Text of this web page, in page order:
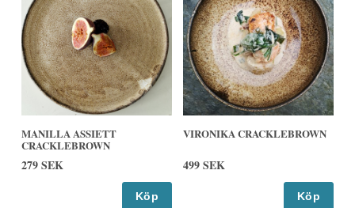
MANILLA ASSIETT
CRACKLEBROWN
279 SEK
Köp
VIRONIKA CRACKLEBROWN
499 SEK
Köp